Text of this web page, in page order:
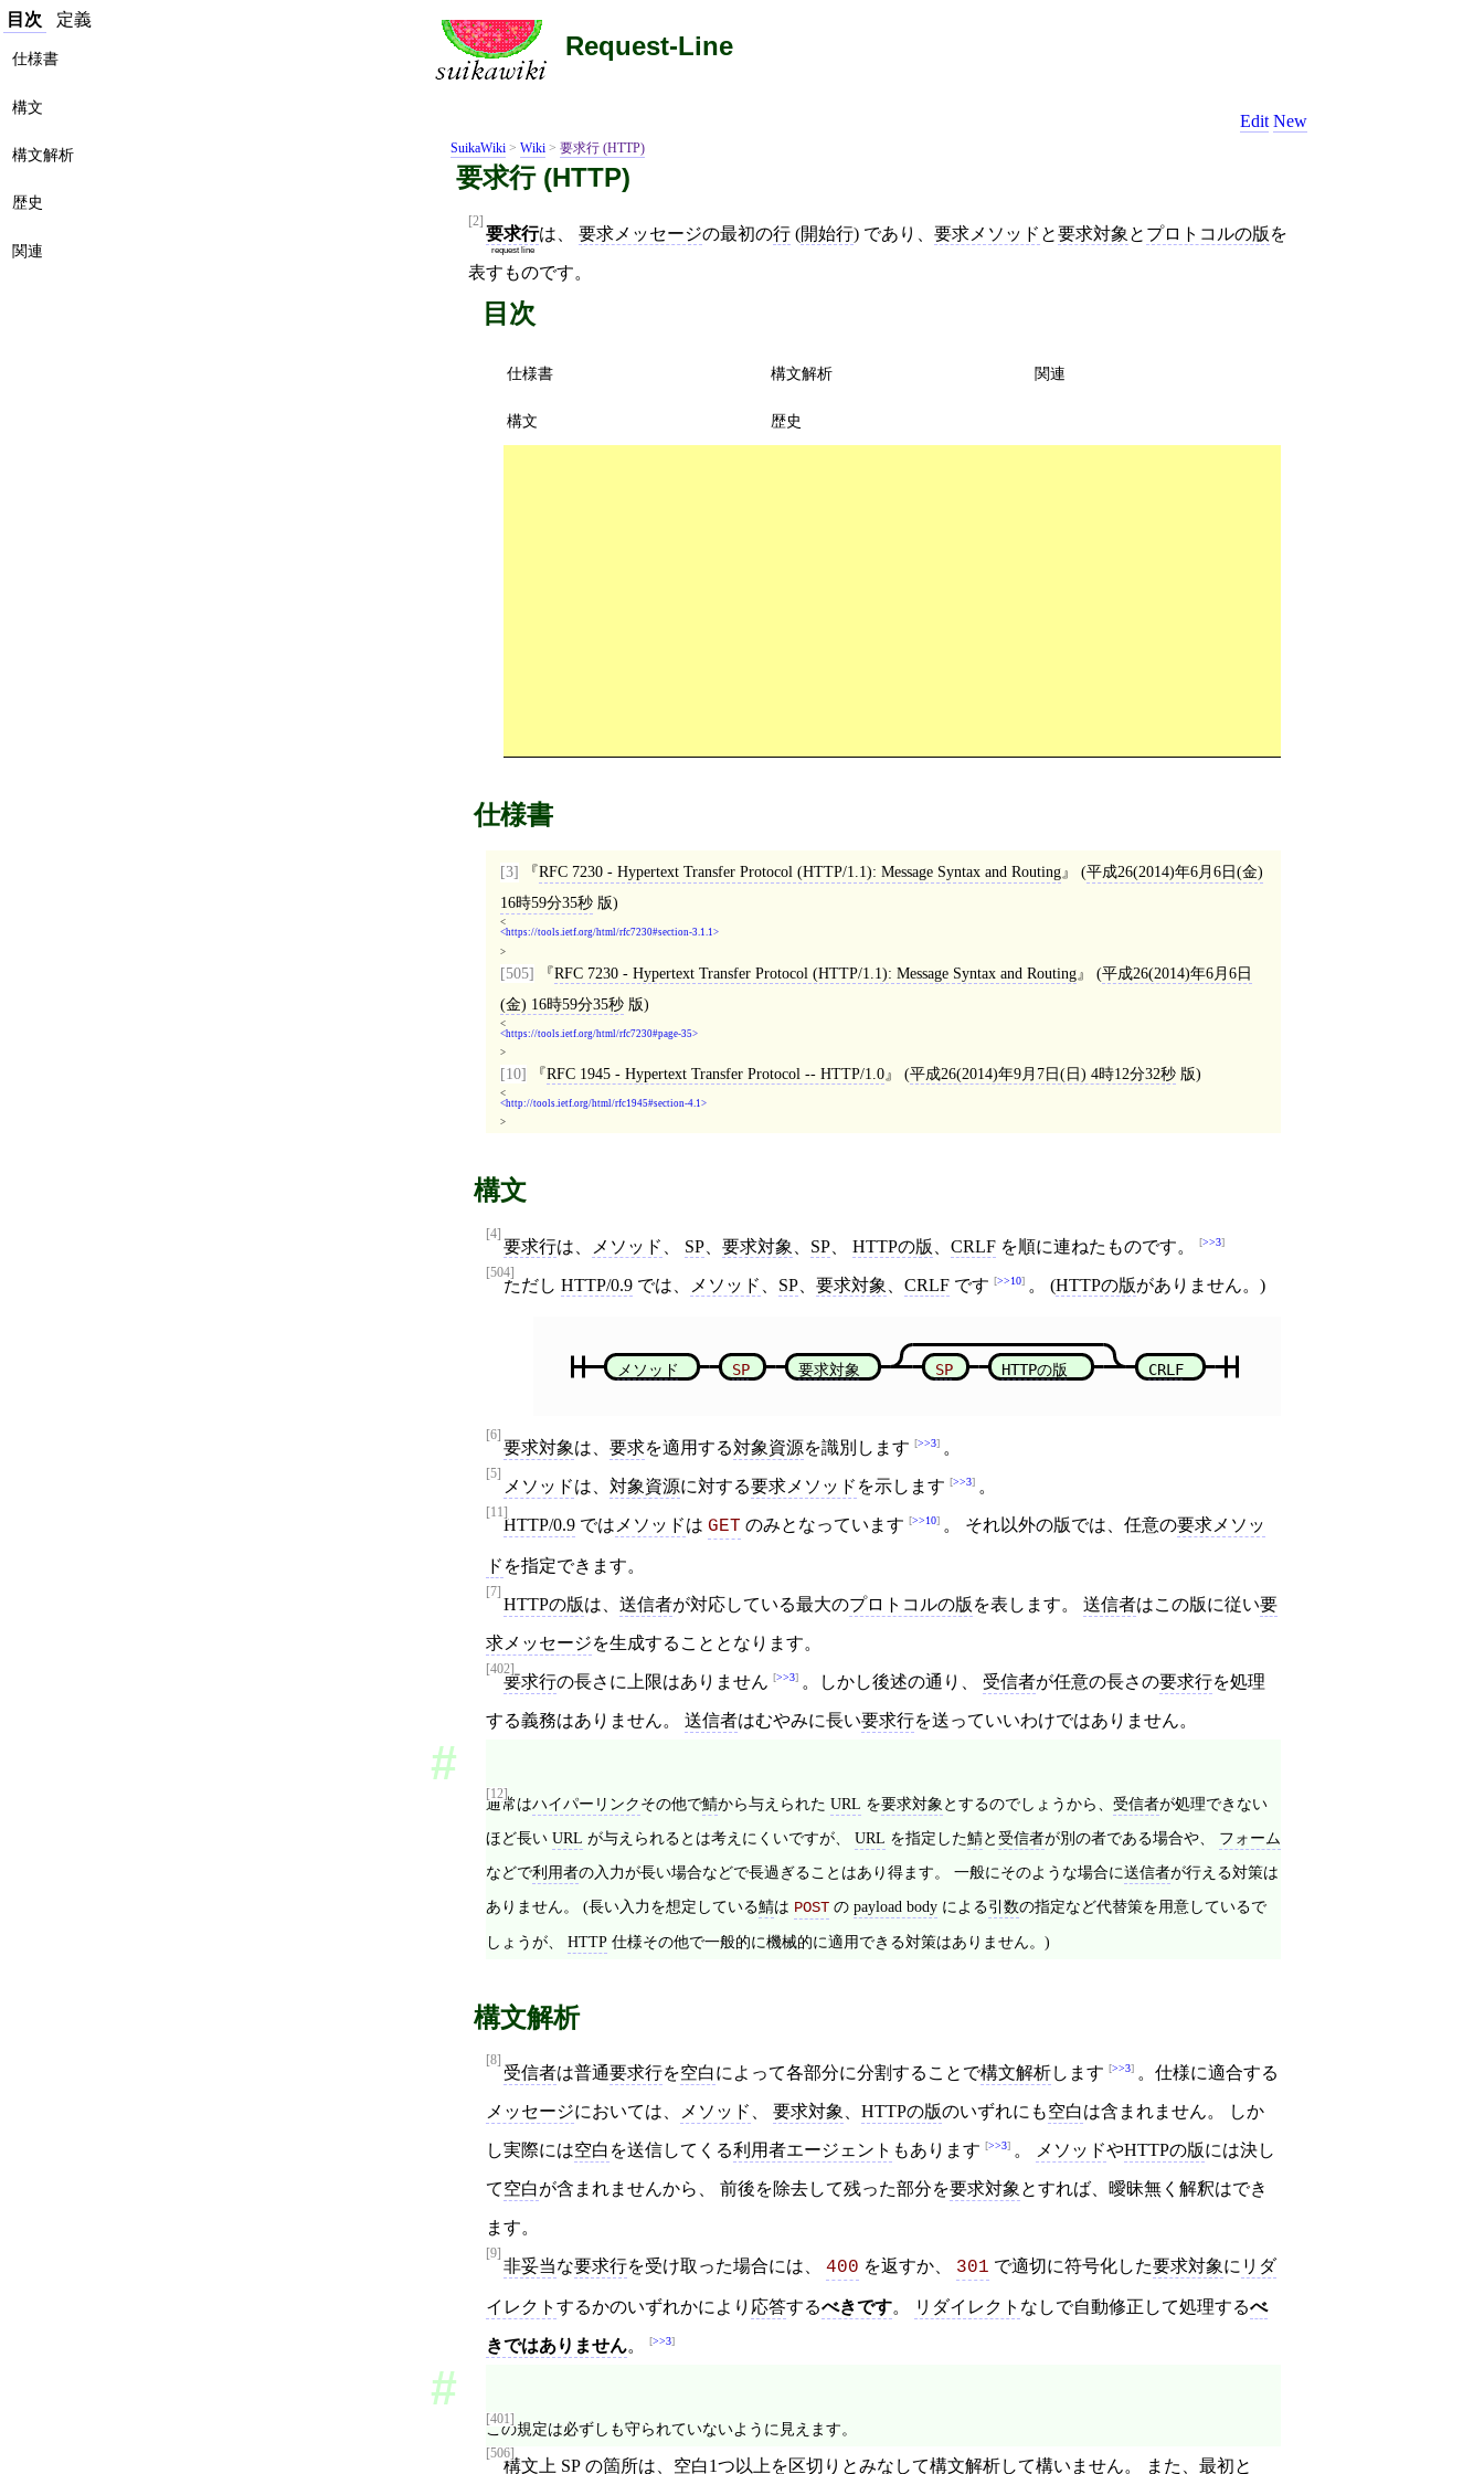
Request-Line
Edit New
SuikaWiki > Wiki > 要求行 (HTTP)
要求行 (HTTP)
[2]
要求行
request line
は、 要求メッセージの最初の行 (開始行) であり、 要求メソッド と要求対象 と プロトコルの版 を
表すものです。
目次
仕様書
構文
構文解析
歴史
関連
仕様書
[3] RFC 7230 - Hypertext Transfer Protocol (HTTP/1.1): Message Syntax and Routing (平成26(2014)年6月6日(金)
16時59分35秒版)
<
https://tools.ietf.org/html/rfc7230#section-3.1.1
>
[505] RFC 7230 - Hypertext Transfer Protocol (HTTP/1.1): Message Syntax and Routing (平成26(2014)年6月6日
(金) 16時59分35秒版)
<
https://tools.ietf.org/html/rfc7230#page-35
>
[10] RFC 1945 - Hypertext Transfer Protocol -- HTTP/1.0 (平成26(2014)年9月7日(日) 4時12分32秒版)
<
http://tools.ietf.org/html/rfc1945#section-4.1
>
構文
[4]
要求行は、 メソッド SP 要求対象 SP HTTPの版 CRLF を順に連ねたものです。 >>3
[504]
ただし HTTP/0.9 では、 メソッド SP 要求対象 CRLF です >>10 。 (HTTPの版がありません。)
メソッド SP 要求対象 SP HTTPの版 CRLF
[6]
要求対象は、 要求を適用する対象資源を識別します >>3 。
[5]
メソッドは、 対象資源に対する要求メソッド を示します >>3 。
[11]
HTTP/0.9 では メソッドは GET のみとなっています >>10 。 それ以外の版では、任意の要求メソッ
ド を指定できます。
[7]
HTTPの版は、 送信者が対応している最大のプロトコルの版 を表します。 送信者はこの版に従い要
求メッセージを生成することとなります。
[402]
要求行の長さに上限はありません >>3 。しかし後述の通り、 受信者が任意の長さの要求行を処理
する義務はありません。 送信者はむやみに長い要求行を送っていいわけではありません。
[12]
通常はハイパーリンクその他で鯖から与えられた URL を要求対象とするのでしょうから、 受信者が処理できない
ほど長い URL が与えられるとは考えにくいですが、 URL を指定した鯖と受信者が別の者である場合や、 フォーム
などで利用者の入力が長い場合などで長過ぎることはあり得ます。 一般にそのような場合に送信者が行える対策は
ありません。 (長い入力を想定している鯖は POST の payload body による引数の指定など代替策を用意しているで
しょうが、 HTTP 仕様その他で一般的に機械的に適用できる対策はありません。)
構文解析
[8]
受信者は普通要求行を空白によって各部分に分割することで構文解析します >>3 。仕様に適合する
メッセージにおいては、 メソッド 要求対象 HTTPの版のいずれにも空白は含まれません。 しか
し実際には空白 を送信してくる利用者エージェント もあります >>3 。 メソッドやHTTPの版には決し
て空白が含まれませんから、 前後を除去して残った部分を要求対象 とすれば、曖昧無く解釈はでき
ます。
[9]
非妥当な要求行を受け取った場合には、 400 を返すか、 301 で適切に符号化した要求対象に リダ
イレクト するかのいずれかにより 応答するべきです。 リダイレクト なしで自動修正して処理するべ
きではありません。 >>3
[401]
この規定は必ずしも守られていないように見えます。
[506]
構文上 SP の箇所は、 空白1つ以上を区切りとみなして構文解析して構いません。 また、最初と
目次 定義
仕様書
構文
構文解析
歴史
関連